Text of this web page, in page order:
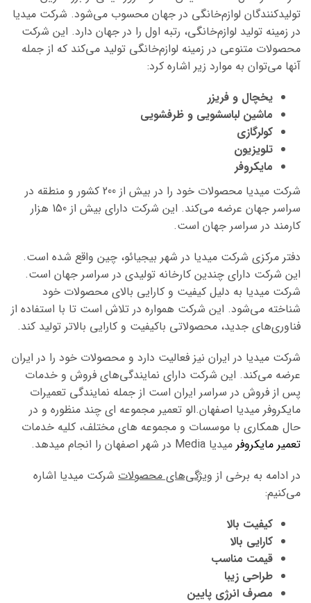
تولیدکنندگان لوازم‌خانگی در جهان محسوب می‌شود. شرکت میدیا
در زمینه تولید لوازم‌خانگی، رتبه اول را در جهان دارد. این شرکت
محصولات متنوعی در زمینه لوازم‌خانگی تولید می‌کند که از جمله
آنها می‌توان به موارد زیر اشاره کرد:
یخچال و فریزر
ماشین لباسشویی و ظرفشویی
کولرگازی
تلویزیون
مایکروفر
شرکت میدیا محصولات خود را در بیش از 200 کشور و منطقه در
سراسر جهان عرضه می‌کند. این شرکت دارای بیش از 150 هزار
کارمند در سراسر جهان است.
دفتر مرکزی شرکت میدیا در شهر بیجیائو، چین واقع شده است.
این شرکت دارای چندین کارخانه تولیدی در سراسر جهان است.
شرکت میدیا به دلیل کیفیت و کارایی بالای محصولات خود
شناخته می‌شود. این شرکت همواره در تلاش است تا با استفاده از
فناوری‌های جدید، محصولاتی باکیفیت و کارایی بالاتر تولید کند.
شرکت میدیا در ایران نیز فعالیت دارد و محصولات خود را در ایران
عرضه می‌کند. این شرکت دارای نمایندگی‌های فروش و خدمات
پس از فروش در سراسر ایران است از جمله نمایندگی تعمیرات
مایکروفر میدیا اصفهان.الو تعمیر مجموعه ای چند منظوره و در
حال همکاری با موسسات و مجموعه های مختلف، کلیه خدمات
تعمیر مایکروفر میدیا Media در شهر اصفهان را انجام میدهد.
در ادامه به برخی از ویژگی‌های محصولات شرکت میدیا اشاره
می‌کنیم:
کیفیت بالا
کارایی بالا
قیمت مناسب
طراحی زیبا
مصرف انرژی پایین